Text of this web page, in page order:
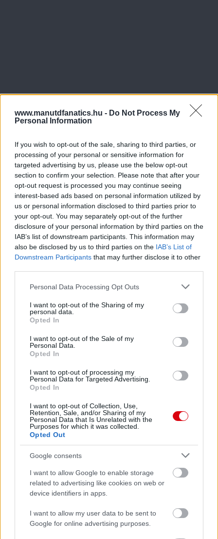
www.manutdfanatics.hu - Do Not Process My
Personal Information
If you wish to opt-out of the sale, sharing to third parties, or
processing of your personal or sensitive information for
targeted advertising by us, please use the below opt-out
section to confirm your selection. Please note that after your
opt-out request is processed you may continue seeing
interest-based ads based on personal information utilized by
us or personal information disclosed to third parties prior to
your opt-out. You may separately opt-out of the further
disclosure of your personal information by third parties on the
IAB’s list of downstream participants. This information may
also be disclosed by us to third parties on the IAB’s List of
Downstream Participants that may further disclose it to other
Please note that this website/app uses one or more Google
not limited to your visit or usage behaviour. You may click to
grant or deny consent to Google and its third-party tags to
use your data for below specified purposes in below Google
consent section.
Personal Data Processing Opt Outs
I want to opt-out of the Sharing of my
personal data.
Opted In
I want to opt-out of the Sale of my
Personal Data.
Opted In
I want to opt-out of processing my
Personal Data for Targeted Advertising.
Opted In
I want to opt-out of Collection, Use,
Retention, Sale, and/or Sharing of my
Personal Data that Is Unrelated with the
Purposes for which it was collected.
Opted Out
Google consents
I want to allow Google to enable storage
related to advertising like cookies on web or
device identifiers in apps.
I want to allow my user data to be sent to
Google for online advertising purposes.
Meccs Center
Paris Saint-Germain
Manchester United
Felkészülési szezon 4. mérkőzés
Nya Ullevi, Göteborg
2026-08-08 17:00
2 nap 9 óra 29 perc 50 másodperc
Leeds Unitedvs Manchester United 2026-08-12 20:30
vsManchester United 2026-08-15 18:00